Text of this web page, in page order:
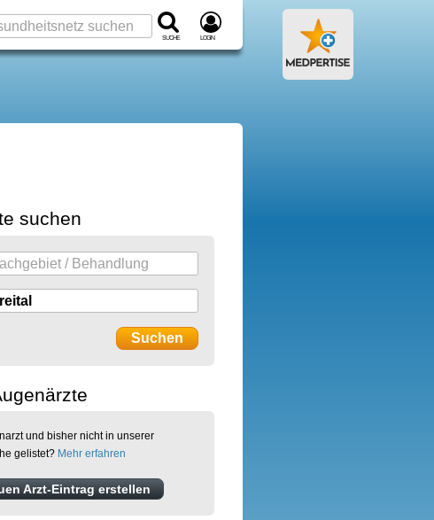
Suche Login
suchen
und bisher nicht in unserer
gelistet? Mehr erfahren
Arzt-Eintrag erstellen